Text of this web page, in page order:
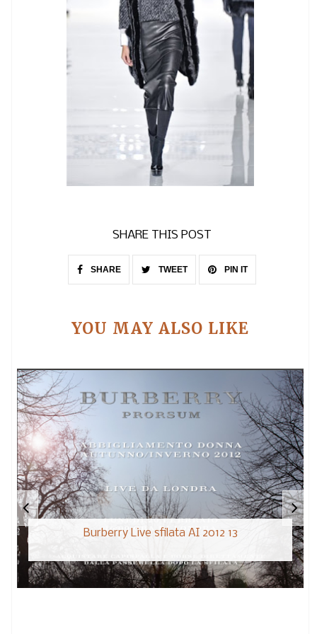
SHARE THIS POST
SHARE TWEET PIN IT
YOU MAY ALSO LIKE
Burberry Live sfilata AI 2012 13